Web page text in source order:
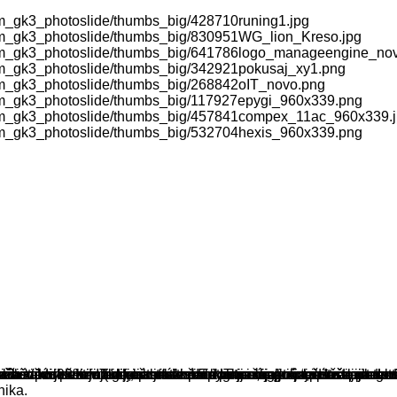
thumbs_big/428710runing1.jpg
thumbs_big/830951WG_lion_Kreso.jpg
thumbs_big/
thumbs_big/342921pokusaj_xy1.png
thumbs_big/268842oIT_novo.png
thumbs_big/117927epygi_960x339.png
thumbs_big/
thumbs_big/532704hexis_960x339.png
novih tehnologija pronalazimo IT rješenja koja stvaraju
proizvoda, „best-of-breed tehnologijom“, izvrsnoj
Vam 90% funkcionalnosti četiri najveća proizvođača
i korisnicima da iskoriste puni potencijal mobilnosti,
aktivnosti i jedina softverska kompanija koja pruža
za dobivenu funkcionalnost Epygi svakako predstavlja
rješenja (uključujući radio kartice, matične ploče i
poslovne IT infrastrukture alatima i mogućnošću da